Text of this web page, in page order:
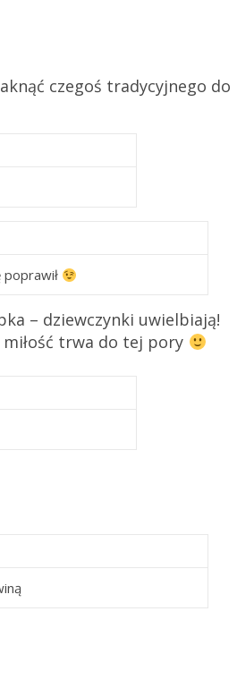
czegoś tradycyjnego do
– dziewczynki uwielbiają!
trwa do tej pory